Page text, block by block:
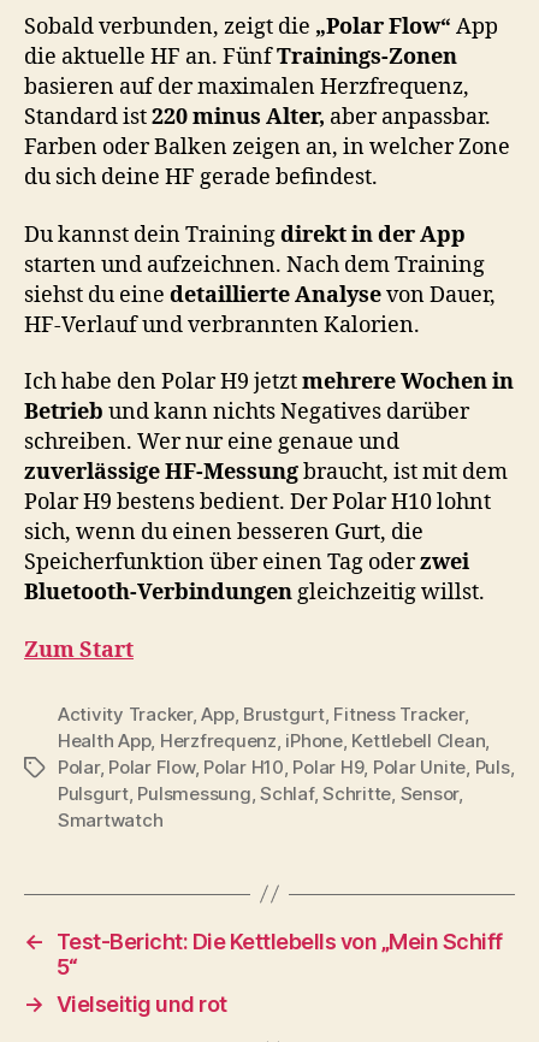
Sobald verbunden, zeigt die „Polar Flow“ App
die aktuelle HF an. FünfTrainings-Zonen
basieren auf der maximalen Herzfrequenz,
Standard ist220 minus Alter, aber anpassbar.
Farben oder Balken zeigen an, in welcher Zone
du sich deine HF gerade befindest.
Du kannst dein Trainingdirekt in der App
starten und aufzeichnen. Nach dem Training
siehst du eine detaillierte Analysevon Dauer,
HF-Verlauf und verbrannten Kalorien.
Ich habe den Polar H9 jetztmehrere Wochen in
Betrieb und kann nichts Negatives darüber
schreiben. Wer nur eine genaue und
zuverlässige HF-Messungbraucht, ist mit dem
Polar H9 bestens bedient. Der Polar H10 lohnt
sich, wenn du einen besseren Gurt, die
Speicherfunktion über einen Tag oderzwei
Bluetooth-Verbindungengleichzeitig willst.
Zum Start
Schlagwörter
Activity Tracker,App, Brustgurt, Fitness Tracker,
Health App, Herzfrequenz, iPhone, Kettlebell Clean,
Polar, Polar Flow, Polar H10, Polar H9, Polar Unite, Puls,
Pulsgurt, Pulsmessung,Schlaf,Schritte, Sensor,
Smartwatch
←
Test-Bericht: Die Kettlebells von „Mein Schiff
5“
→ Vielseitig und rot